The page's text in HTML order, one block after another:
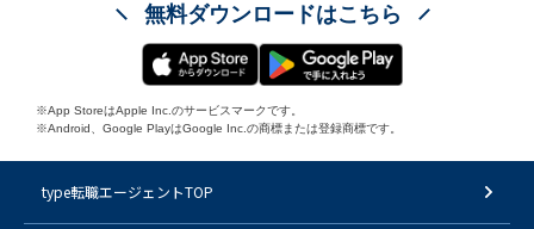
無料ダウンロードはこちら
※App StoreはApple Inc.のサービスマークです。
※Android、Google PlayはGoogle Inc.の商標または登録商標です。
type転職エージェントTOP